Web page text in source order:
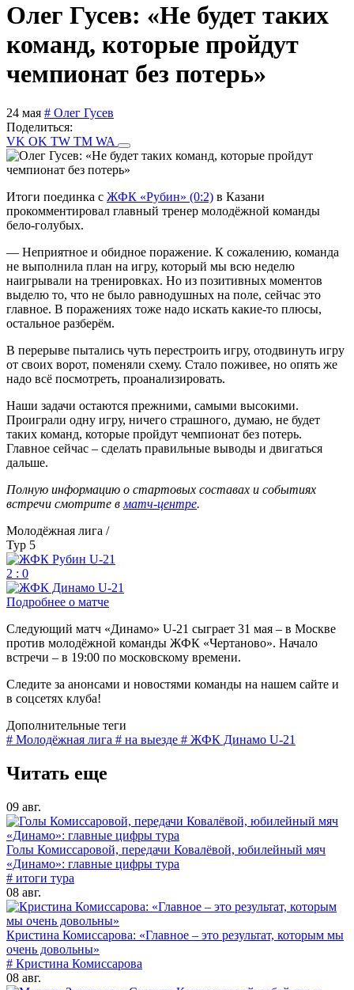
Олег Гусев: «Не будет таких
команд, которые пройдут
чемпионат без потерь»
24 мая # Олег Гусев
Поделиться:
VK OK TW TM WA
Итоги поединка с ЖФК «Рубин» (0:2) в Казани
прокомментировал главный тренер молодёжной команды
бело-голубых.
— Неприятное и обидное поражение. К сожалению, команда
не выполнила план на игру, который мы всю неделю
наигрывали на тренировках. Но из позитивных моментов
выделю то, что не было равнодушных на поле, сейчас это
главное. В поражениях тоже надо искать какие-то плюсы,
остальное разберём.
В перерыве пытались чуть перестроить игру, отодвинуть игру
от своих ворот, поменяли схему. Стало поживее, но опять же
надо всё посмотреть, проанализировать.
Наши задачи остаются прежними, самыми высокими.
Проиграли одну игру, ничего страшного, думаю, не будет
таких команд, которые пройдут чемпионат без потерь.
Главное сейчас – сделать правильные выводы и двигаться
дальше.
Полную информацию о стартовых составах и событиях
встречи смотрите в матч-центре.
Молодёжная лига /
Тур 5
2 : 0
Подробнее о матче
Следующий матч «Динамо» U-21 сыграет 31 мая – в Москве
против молодёжной команды ЖФК «Чертаново». Начало
встречи – в 19:00 по московскому времени.
Следите за анонсами и новостями команды на нашем сайте и
в соцсетях клуба!
Дополнительные теги
# Молодёжная лига # на выезде # ЖФК Динамо U-21
Читать еще
09 авг.
Голы Комиссаровой, передачи Ковалёвой, юбилейный мяч
«Динамо»: главные цифры тура
# итоги тура
08 авг.
Кристина Комиссарова: «Главное – это результат, которым мы
очень довольны»
# Кристина Комиссарова
08 авг.